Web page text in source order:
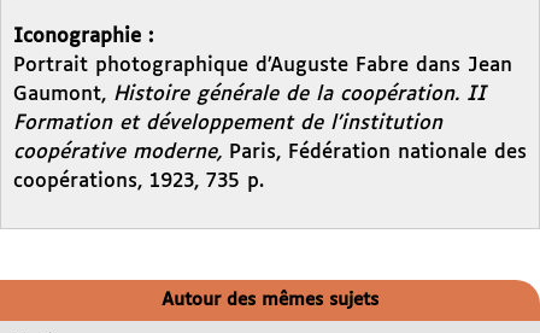
Iconographie :
Portrait photographique d’Auguste Fabre dans Jean
Gaumont, Histoire générale de la coopération. II
Formation et développement de l’institution
coopérative moderne, Paris, Fédération nationale des
coopérations, 1923, 735 p.
Autour des mêmes sujets